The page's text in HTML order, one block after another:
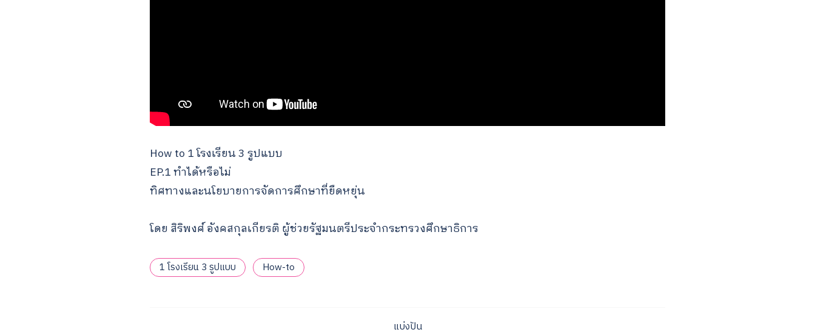
How to 1 โรงเรียน 3 รูปแบบ
EP.1 ทำได้หรือไม่
ทิศทางและนโยบายการจัดการศึกษาที่ยืดหยุ่น
โดย สิริพงศ์ อังคสกุลเกียรติ ผู้ช่วยรัฐมนตรีประจำกระทรวงศึกษาธิการ
1 โรงเรียน 3 รูปแบบ How-to
แบ่งปัน